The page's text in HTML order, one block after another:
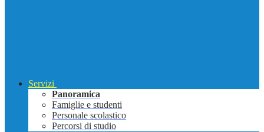
Servizi
Panoramica
Famiglie e studenti
Personale scolastico
Percorsi di studio